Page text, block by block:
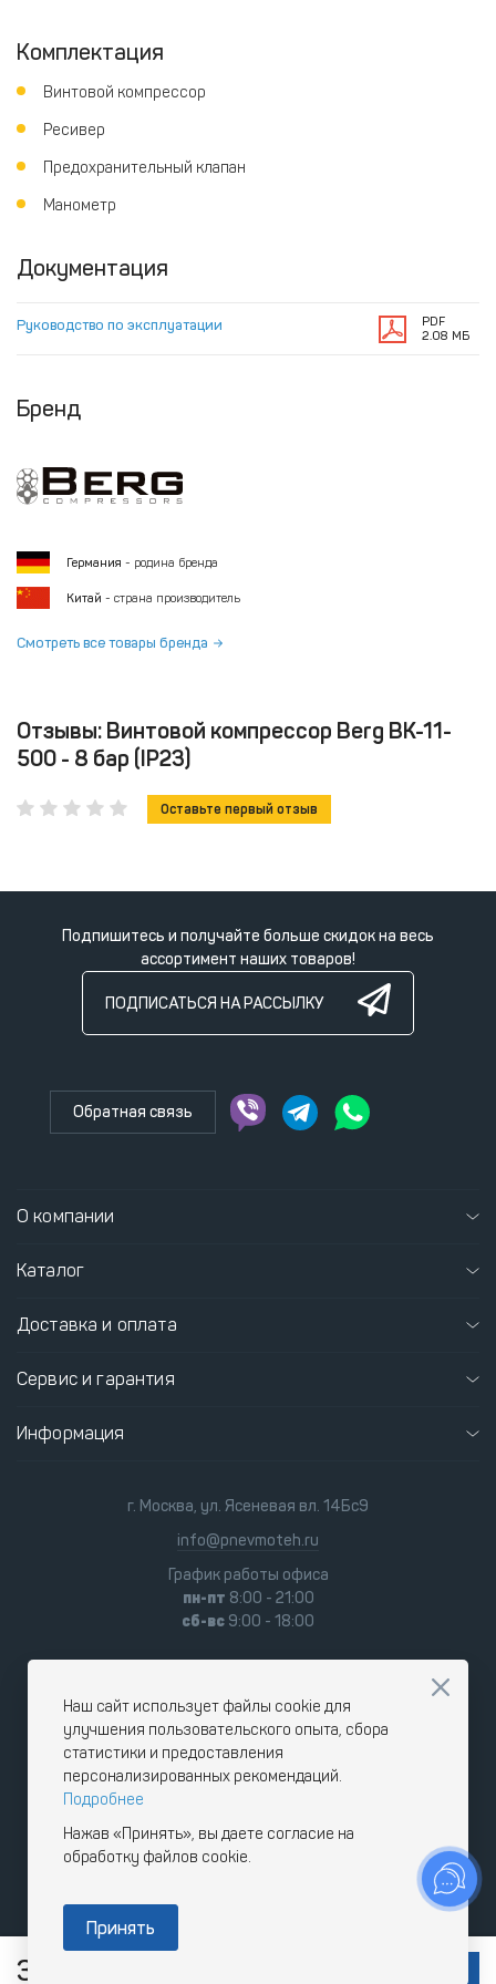
Комплектация
Винтовой компрессор
Ресивер
Предохранительный клапан
Манометр
Документация
Руководство по эксплуатации
PDF
2.08 МБ
Бренд
Германия - родина бренда
Китай - страна производитель
Смотреть все товары бренда
Отзывы: Винтовой компрессор Berg ВК-11-
500 - 8 бар (IP23)
Оставьте первый отзыв
319 824
Подпишитесь и получайте больше скидок на весь
ассортимент наших товаров!
ПОДПИСАТЬСЯ НА РАССЫЛКУ
Обратная связь
О компании
Каталог
Доставка и оплата
Сервис и гарантия
Информация
г. Москва, ул. Ясеневая вл. 14Бс9
info@pnevmoteh.ru
График работы офиса
пн-пт 8:00 - 21:00
сб-вс 9:00 - 18:00
Наш сайт использует файлы cookie для
улучшения пользовательского опыта, сбора
статистики и предоставления
персонализированных рекомендаций.
Подробнее
Нажав «Принять», вы даете согласие на
обработку файлов cookie.
Принять